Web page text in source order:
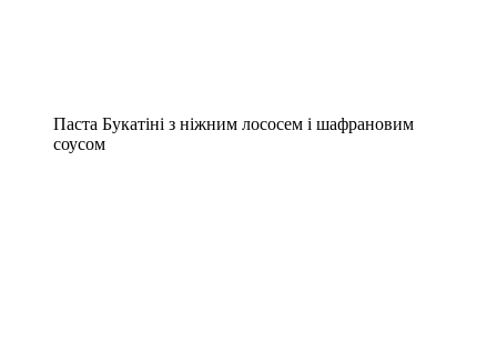
Паста Букатіні з ніжним лососем і шафрановим
соусом